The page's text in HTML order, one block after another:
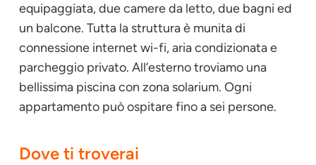
equipaggiata, due camere da letto, due bagni ed
un balcone. Tutta la struttura è munita di
connessione internet wi-fi, aria condizionata e
parcheggio privato. All’esterno troviamo una
bellissima piscina con zona solarium. Ogni
appartamento può ospitare fino a sei persone.
Dove ti troverai